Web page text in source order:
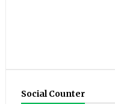
Social Counter